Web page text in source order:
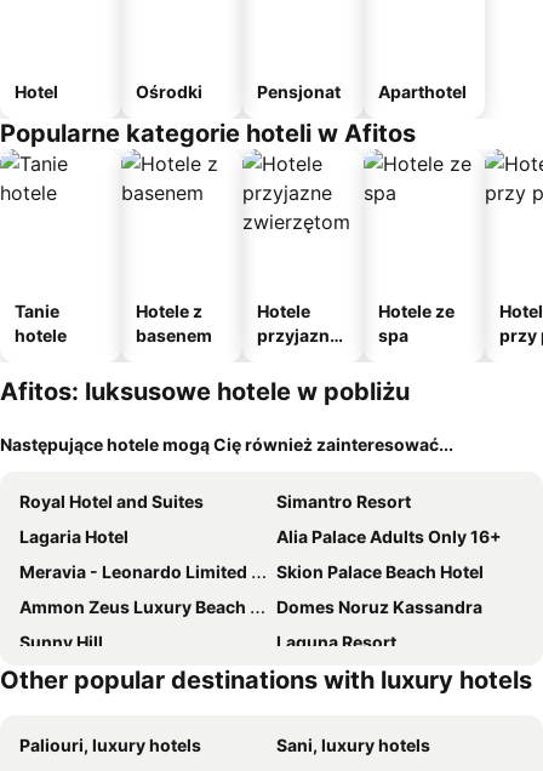
Hotel Ośrodki Pensjonat Aparthotel
Popularne kategorie hoteli w Afitos
Tanie
hotele
Hotele z
basenem
Hotele
przyjazne
m
Hotele ze
spa
przy
Afitos: luksusowe hotele w pobliżu
Następujące hotele mogą Cię również zainteresować...
Royal Hotel and Suites
Simantro Resort
Lagaria Hotel
Alia Palace Adults Only 16+
Meravia - Leonardo Limited Edition
Skion Palace Beach Hotel
Ammon Zeus Luxury Beach Hotel
Domes Noruz Kassandra
Sunny Hill
Laguna Resort
Ikos Olivia
Mirabilia Boutique Hotel
Blue Bay Halkidiki Adults only +16
Istion Club & Spa
Other popular destinations with luxury hotels
Paliouri, luxury hotels
Sani, luxury hotels